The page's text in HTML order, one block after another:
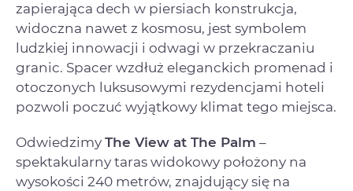
zapierająca dech w piersiach konstrukcja,
widoczna nawet z kosmosu, jest symbolem
ludzkiej innowacji i odwagi w przekraczaniu
granic. Spacer wzdłuż eleganckich promenad i
otoczonych luksusowymi rezydencjami hoteli
pozwoli poczuć wyjątkowy klimat tego miejsca.
Odwiedzimy The View at The Palm –
spektakularny taras widokowy położony na
wysokości 240 metrów, znajdujący się na